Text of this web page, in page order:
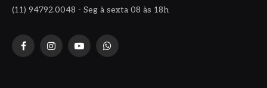
(11) 94792.0048 - Seg à sexta 08 às 18h
FacebookInstagramYouTubeWhatsApp